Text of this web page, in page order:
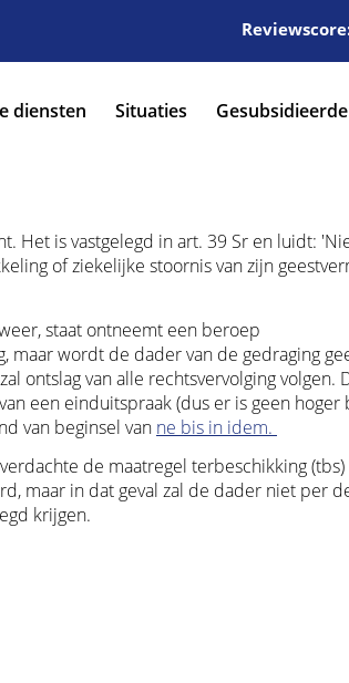
diensten Situaties
Het is vastgelegd in art. 39 Sr en luidt:
of ziekelijke stoornis van zijn
staat ontneemt een beroep
maar wordt de dader van de gedraging
ontslag van alle rechtsvervolging volgen.
een einduitspraak (dus er is geen hoger
van beginsel van ne bis in idem.
de maatregel terbeschikking (tbs)
maar in dat geval zal de dader niet per
krijgen.